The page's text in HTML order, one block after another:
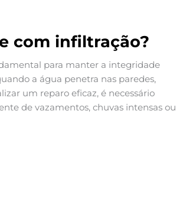
com infiltração?
para manter a integridade
a água penetra nas paredes,
um reparo eficaz, é necessário
de vazamentos, chuvas intensas ou